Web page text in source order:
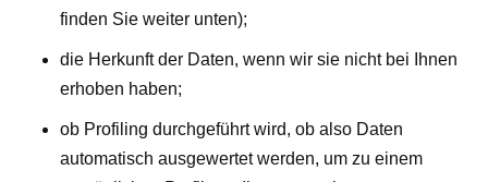
finden Sie weiter unten);
die Herkunft der Daten, wenn wir sie nicht bei Ihnen
erhoben haben;
ob Profiling durchgeführt wird, ob also Daten
automatisch ausgewertet werden, um zu einem